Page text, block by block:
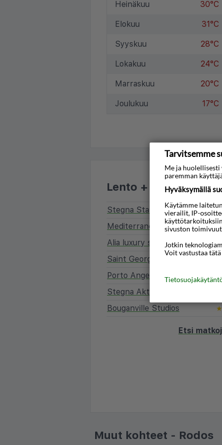
Heinäkuu 30°C
Elokuu 31°C
Syyskuu 28°C
Lokakuu 24°C
Marraskuu 20°C
Joulukuu 17°C
Lento + hotelli
Stegna Star
Mediterraneo Apts
Alia luxury suites and spa
Saint George Resort
Porto Angeli
Stegna Akti
Bouganville Studios
Etsi
Muut kohteet - Rodos
Tarvitsemme
Me ja huolellisesti
paremman
Hyväksymällä
Käytämme
vierailit, IP-
sivuston
Jotkin
Voit vastustaa